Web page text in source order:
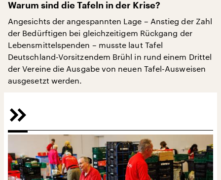
Warum sind die Tafeln in der Krise?
Angesichts der angespannten Lage – Anstieg der Zahl
der Bedürftigen bei gleichzeitigem Rückgang der
Lebensmittelspenden – musste laut Tafel
Deutschland-Vorsitzendem Brühl in rund einem Drittel
der Vereine die Ausgabe von neuen Tafel-Ausweisen
ausgesetzt werden.